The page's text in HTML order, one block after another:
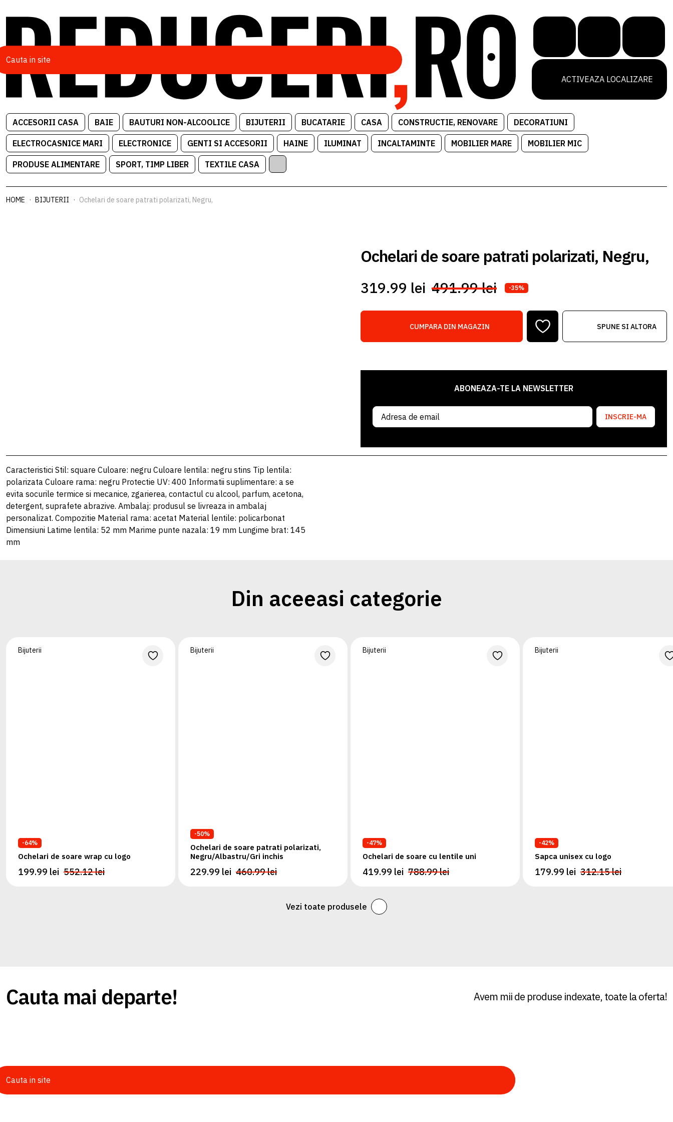
ACTIVEAZA LOCALIZARE
ACCESORII CASA BAIE BAUTURI NON-ALCOOLICE BIJUTERII BUCATARIE CASA CONSTRUCTIE, RENOVARE DECORATIUNI
ELECTROCASNICE MARI ELECTRONICE GENTI SI ACCESORII HAINE ILUMINAT INCALTAMINTE MOBILIER MARE MOBILIER MIC
PRODUSE ALIMENTARE SPORT, TIMP LIBER TEXTILE CASA
HOME BIJUTERII Ochelari de soare patrati polarizati, Negru,
Ochelari de soare patrati polarizati, Negru,
319.99 lei 491.99 lei -35%
CUMPARA DIN MAGAZIN SPUNE SI ALTORA
ABONEAZA-TE LA NEWSLETTER
INSCRIE-MA
Caracteristici Stil: square Culoare: negru Culoare lentila: negru stins Tip lentila:
polarizata Culoare rama: negru Protectie UV: 400 Informatii suplimentare: a se
evita socurile termice si mecanice, zgarierea, contactul cu alcool, parfum, acetona,
detergent, suprafete abrazive. Ambalaj: produsul se livreaza in ambalaj
personalizat. Compozitie Material rama: acetat Material lentile: policarbonat
Dimensiuni Latime lentila: 52 mm Marime punte nazala: 19 mm Lungime brat: 145
mm
Din aceeasi categorie
Bijuterii
-64%
Ochelari de soare wrap cu logo
199.99 lei 552.12 lei
Bijuterii
-50%
Ochelari de soare patrati polarizati,
Negru/Albastru/Gri inchis
229.99 lei 460.99 lei
Bijuterii
-47%
Ochelari de soare cu lentile uni
419.99 lei 788.99 lei
Bijuterii
-42%
Sapca unisex cu logo
179.99 lei 312.15 lei
Vezi toate produsele
Cauta mai departe! Avem mii de produse indexate, toate la oferta!